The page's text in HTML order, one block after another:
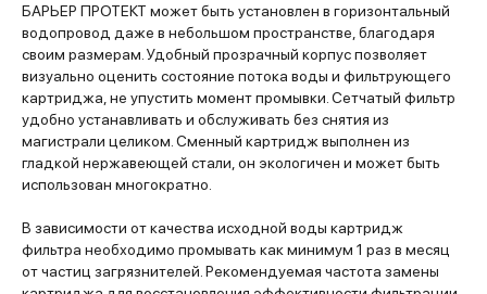
БАРЬЕР ПРОТЕКТ может быть установлен в горизонтальный
водопровод даже в небольшом пространстве, благодаря
своим размерам. Удобный прозрачный корпус позволяет
визуально оценить состояние потока воды и фильтрующего
картриджа, не упустить момент промывки. Сетчатый фильтр
удобно устанавливать и обслуживать без снятия из
магистрали целиком. Сменный картридж выполнен из
гладкой нержавеющей стали, он экологичен и может быть
использован многократно.
В зависимости от качества исходной воды картридж
фильтра необходимо промывать как минимум 1 раз в месяц
от частиц загрязнителей. Рекомендуемая частота замены